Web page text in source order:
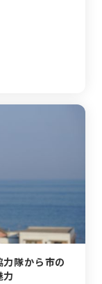
隊から市の